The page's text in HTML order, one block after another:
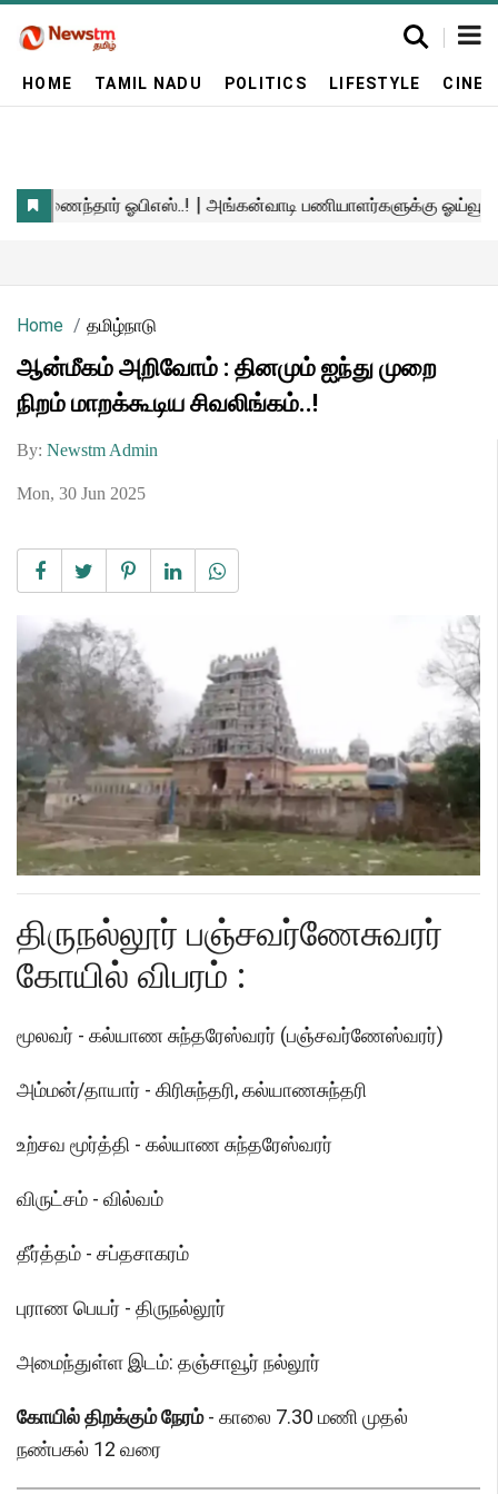
HOME TAMIL NADU POLITICS LIFESTYLE
Home தமிழ்நாடு
ஆன்மீகம் அறிவோம் : தினமும் ஐந்து முறை
நிறம் மாறக்கூடிய சிவலிங்கம்..!
By: Newstm Admin
Mon, 30 Jun 2025
​திருநல்லூர் பஞ்சவர்ணேசுவரர்
கோயில் விபரம் :
மூலவர் - கல்யாண சுந்தரேஸ்வரர் (பஞ்சவர்ணேஸ்வரர்)
அம்மன்/தாயார் - கிரிசுந்தரி, கல்யாணசுந்தரி
உற்சவ மூர்த்தி - கல்யாண சுந்தரேஸ்வரர்
விருட்சம் - வில்வம்
தீர்த்தம் - சப்தசாகரம்
புராண பெயர் - திருநல்லூர்
அமைந்துள்ள இடம்: தஞ்சாவூர் நல்லூர்
கோயில் திறக்கும் நேரம்- காலை 7.30 மணி முதல்
நண்பகல் 12 வரை